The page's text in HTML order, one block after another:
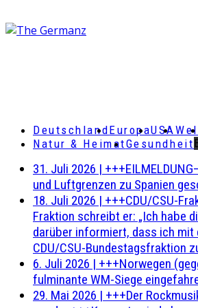
DeutschlandEuropaUSA
Natur & HeimatGesundheit
31. Juli 2026 |
und Luftgrenzen zu Spanien
18. Juli 2026 | +++CDU/CSU-
Fraktion schreibt er: „Ich habe
darüber informiert, dass ich mit
CDU/CSU-Bundestagsfraktion
6. Juli 2026 | +++Norwegen
fulminante WM-Siege
29. Mai 2026 | +++Der